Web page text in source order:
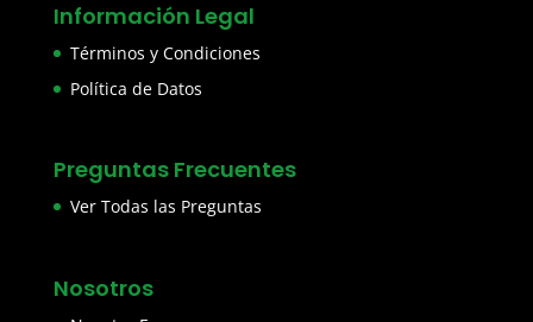
Información Legal
Términos y Condiciones
Política de Datos
Preguntas Frecuentes
Ver Todas las Preguntas
Nosotros